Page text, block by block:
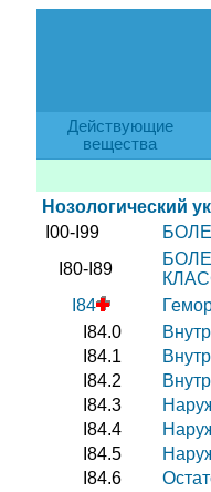
Действующие
вещества
Нозологический
I00-I99
I80-I89
I84
I84.0
I84.1
I84.2
I84.3
I84.4
I84.5
I84.6